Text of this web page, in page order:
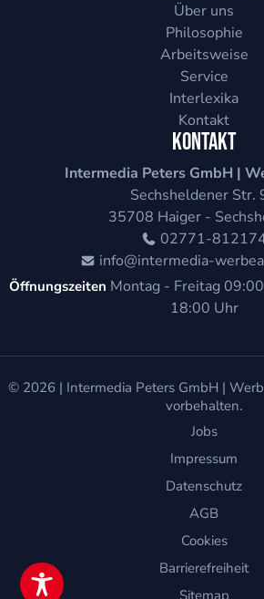
Über uns
Philosophie
Arbeitsweise
Service
Interlexika
Kontakt
Kontakt
Intermedia Peters GmbH |
Sechsheldener Str.
35708 Haiger -
02771-
info@intermedia-
Öffnungszeiten Montag - Freitag
18:00 Uhr
© 2026 | Intermedia Peters GmbH |
vorbehalten.
Jobs
Impressum
Datenschutz
AGB
Cookies
Barrierefreiheit